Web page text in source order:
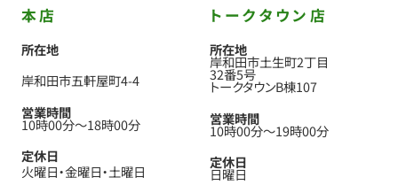
本店
所在地
岸和田市五軒屋町4-4
営業時間
10時00分〜18時00分
定休日
火曜日 金曜日 土曜日
トークタウン店
所在地
岸和田市土生町2丁目
32番5号
トークタウンB棟107
営業時間
10時00分〜19時00分
定休日
日曜日